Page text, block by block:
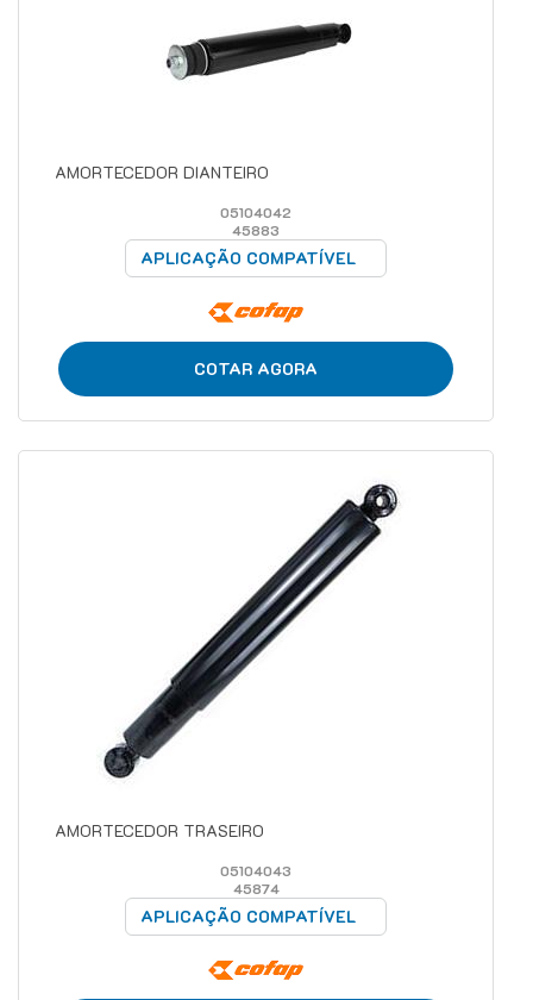
AMORTECEDOR DIANTEIRO
05104042
45883
APLICAÇÃO COMPATÍVEL
COTAR AGORA
AMORTECEDOR TRASEIRO
05104043
45874
APLICAÇÃO COMPATÍVEL